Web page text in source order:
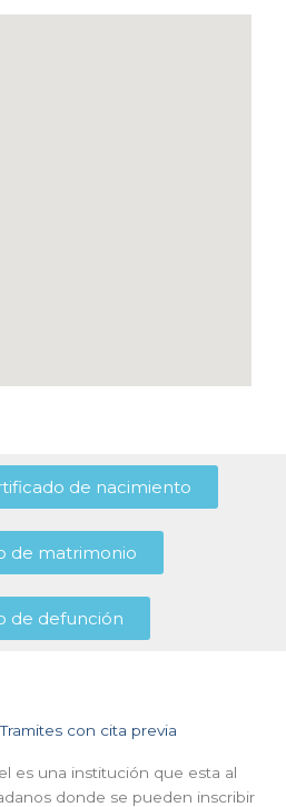
de nacimiento
de matrimonio
de defunción
con cita previa
es una institución que esta al
donde se pueden inscribir